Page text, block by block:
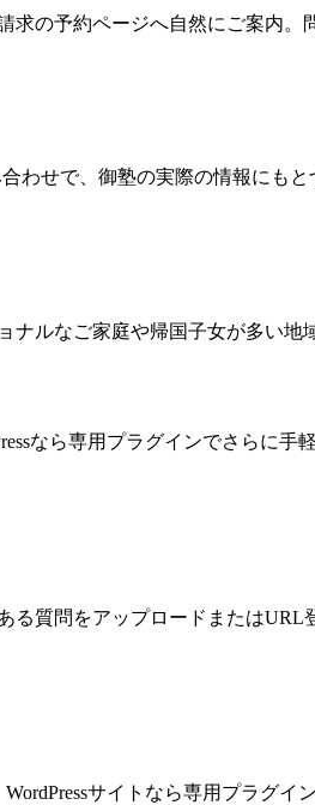
の予約ページへ自然にご案内
わせで、御塾の実際の情報にも
ルなご家庭や帰国子女が多い
なら専用プラグインでさらに手
質問をアップロードまたはURL
サイトなら専用プラグイ